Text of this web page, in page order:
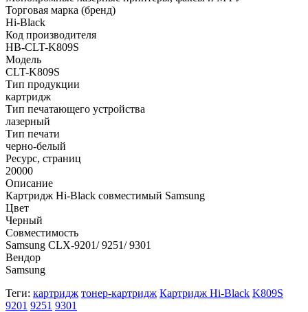
Торговая марка (бренд)
Hi-Black
Код производителя
HB-CLT-K809S
Модель
CLT-K809S
Тип продукции
картридж
Тип печатающего устройства
лазерный
Тип печати
черно-белый
Ресурс, страниц
20000
Описание
Картридж Hi-Black совместимый Samsung
Цвет
Черный
Совместимость
Samsung CLX-9201/ 9251/ 9301
Вендор
Samsung
Теги: картридж тонер-картридж Картридж Hi-Black K809S
9201 9251 9301